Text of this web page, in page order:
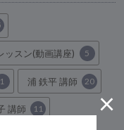
ッスン(動画講座) 5
1 浦 鉄平 講師 20
講師 11 ×